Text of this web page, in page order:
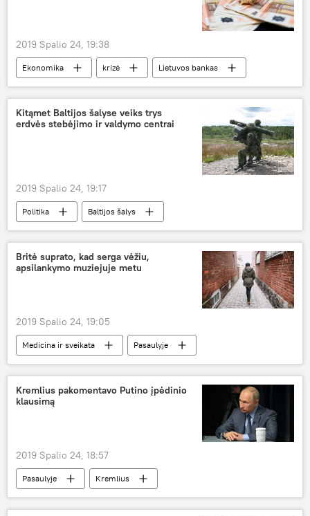
2019 Spalio 24, 19:38
Ekonomika krizė
Lietuvos bankas
vyriausybė
Kitąmet Baltijos šalyse veiks trys
erdvės stebėjimo ir valdymo centrai
2019 Spalio 24, 19:17
Politika Baltijos šalys
Britė suprato, kad serga vėžiu,
apsilankymo muziejuje metu
2019 Spalio 24, 19:05
Medicina ir sveikata
Pasaulyje
Škotija
Didžioji Britanija
sveikata
vėžys
Kremlius pakomentavo Putino įpėdinio
klausimą
2019 Spalio 24, 18:57
Pasaulyje
Kremlius
Vladimiras Putinas